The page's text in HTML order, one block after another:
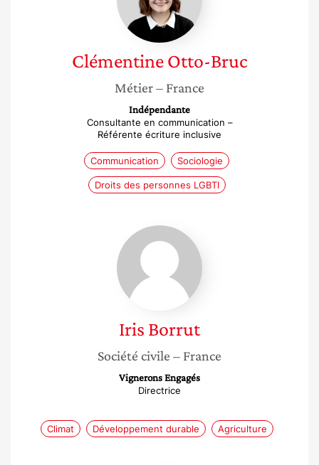
Clémentine Otto-Bruc
Métier– France
Indépendante
Consultante en communication –
Référente écriture inclusive
Communication Sociologie
Droits des personnes LGBTI
Iris
Borrut
Iris Borrut
Société civile – France
Vignerons Engagés
Directrice
Climat Développement durable Agriculture